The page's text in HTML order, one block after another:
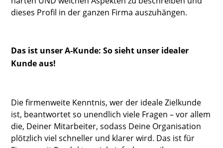
dieses Profil in der ganzen Firma auszuhängen.
Das ist unser A-Kunde: So sieht unser idealer
Kunde aus!
Die firmenweite Kenntnis, wer der ideale Zielkunde
ist, beantwortet so unendlich viele Fragen – vor allem
die, Deiner Mitarbeiter, sodass Deine Organisation
plötzlich viel schneller und klarer wird. Das ist für